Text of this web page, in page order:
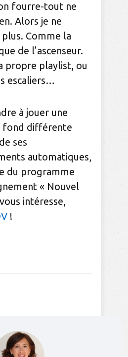
fourre-tout ne
Alors je ne
Comme la
de l’ascenseur.
propre playlist, ou
escaliers…
à jouer une
fond différente
ses
automatiques,
du programme
« Nouvel
intéresse,
!